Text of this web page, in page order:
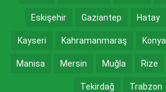
Eskişehir Gaziantep Hatay
Kayseri Kahramanmaraş Konya
Manisa Mersin Muğla Rize
Tekirdağ Trabzon